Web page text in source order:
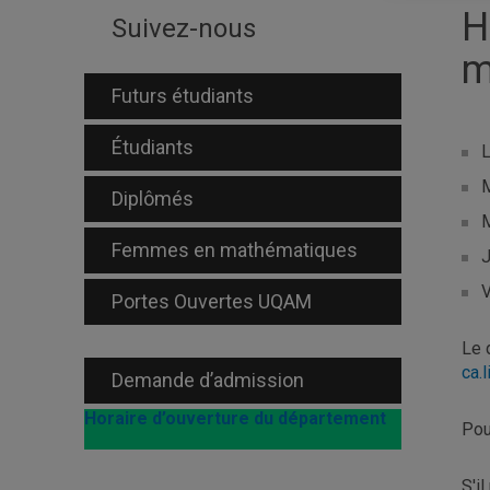
Suivez-nous
Futurs étudiants
Étudiants
Diplômés
Femmes en mathématiques
Portes Ouvertes UQAM
Demande d’admission
Horaire d’ouverture du département
Le